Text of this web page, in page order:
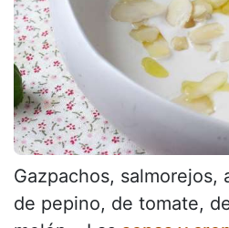
Gazpachos, salmorejos,
de pepino, de tomate,